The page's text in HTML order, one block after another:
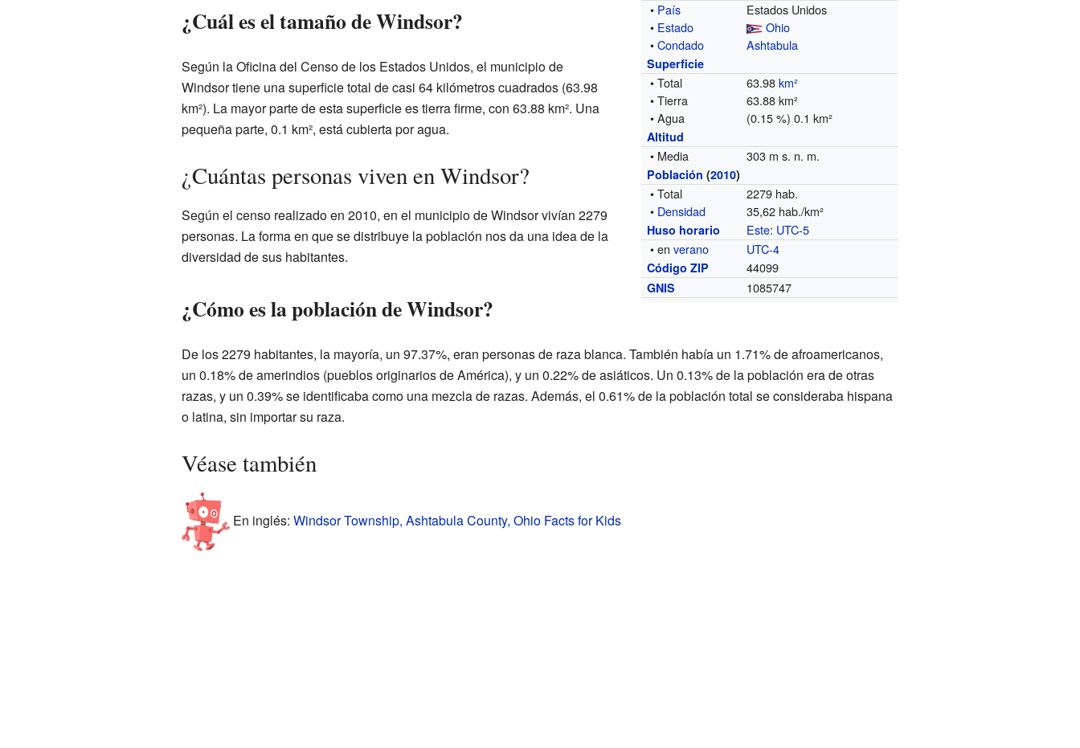
• País
Estados Unidos
• Estado
Ohio
•Condado Ashtabula
Superficie
• Total 63.98km²
• Tierra
63.88 km²
• Agua
(0.15 %) 0.1 km²
Altitud
• Media 303 m s. n. m.
Población (2010)
• Total
2279 hab.
• Densidad 35,62 hab./km²
Huso horario Este: UTC-5
• enverano UTC-4
Código ZIP 44099
GNIS 1085747
¿Cuál es el tamaño de Windsor?
Según la Oficina del Censo de los Estados Unidos, el municipio de
Windsor tiene una superficie total de casi 64 kilómetros cuadrados (63.98
km²). La mayor parte de esta superficie es tierra firme, con 63.88 km². Una
pequeña parte, 0.1 km², está cubierta por agua.
¿Cuántas personas viven en Windsor?
Según el censo realizado en 2010, en el municipio de Windsor vivían 2279
personas. La forma en que se distribuye la población nos da una idea de la
diversidad de sus habitantes.
¿Cómo es la población de Windsor?
De los 2279 habitantes, la mayoría, un 97.37%, eran personas de raza blanca. También había un 1.71% de afroamericanos,
un 0.18% de amerindios (pueblos originarios de América), y un 0.22% de asiáticos. Un 0.13% de la población era de otras
razas, y un 0.39% se identificaba como una mezcla de razas. Además, el 0.61% de la población total se consideraba hispana
o latina, sin importar su raza.
Véase también
En inglés: Windsor Township, Ashtabula County, Ohio Facts for Kids